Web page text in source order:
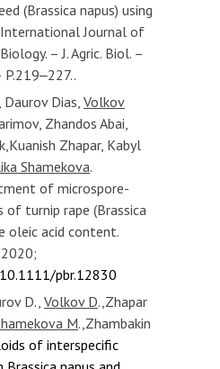
(Brassica napus) using
Journal of
– J. Agric. Biol. –
, Daurov Dias, Volkov
Zhandos Abai,
Zhapar, Kabyl
Shamekova.
of microspore-
of turnip rape (Brassica
oleic acid content.
pbr.12830
D., Volkov D.,Zhapar
M.,Zhambakin
of interspecific